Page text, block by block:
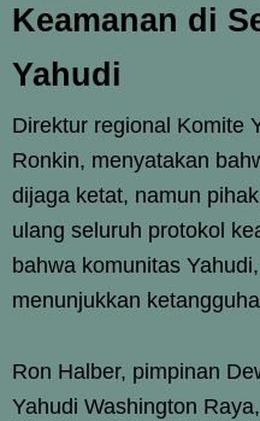
Keamanan di
Yahudi
Direktur regional Komite
Ronkin, menyatakan
dijaga ketat, namun
ulang seluruh protokol
bahwa komunitas
menunjukkan
Ron Halber, pimpinan
Yahudi Washington